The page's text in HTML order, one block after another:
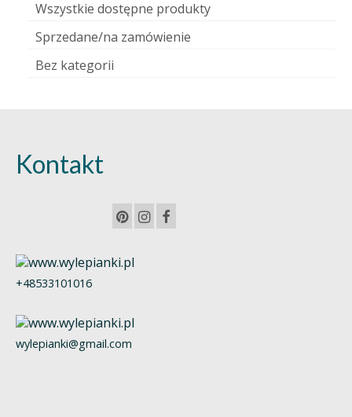
Wszystkie dostępne produkty
Sprzedane/na zamówienie
Bez kategorii
Kontakt
+48533101016
wylepianki@gmail.com